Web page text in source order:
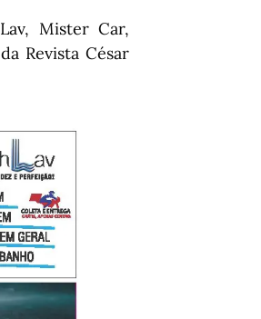
Mister Car,
Revista César